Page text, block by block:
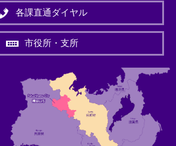
各課直通ダイヤル
市役所・支所